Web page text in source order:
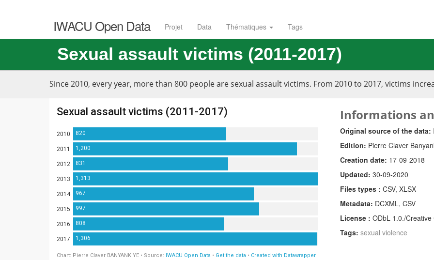
IWACU Open Data Projet Data Thématiques Tags
Sexual assault victims (2011-2017)
Since 2010, every year, more than 800 people are sexual assault victims. From 2010 to 2017, victims
Informations
Original source of the data:
Edition: Pierre Claver
Creation date: 17-09-2018
Updated: 30-09-2020
Files types : CSV, XLSX
Metadata: DCXML, CSV
License : ODbL 1.0./Creative
Tags: sexual violence